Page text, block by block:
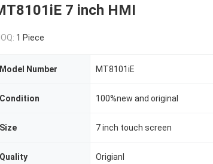
7 inch HMI
1 Piece
Model Number MT8101iE
Condition 100%new and original
Size 7 inch touch screen
Quality Origianl